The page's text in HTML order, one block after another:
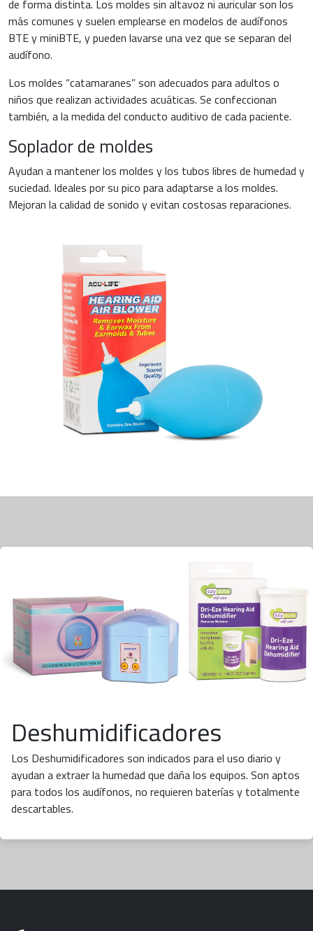
de forma distinta. Los moldes sin altavoz ni auricular son los
más comunes y suelen emplearse en modelos de audífonos
BTE y miniBTE, y pueden lavarse una vez que se separan del
audífono.
Los moldes “catamaranes” son adecuados para adultos o
niños que realizan actividades acuáticas. Se confeccionan
también, a la medida del conducto auditivo de cada paciente.
Soplador de moldes
Ayudan a mantener los moldes y los tubos libres de humedad y
suciedad. Ideales por su pico para adaptarse a los moldes.
Mejoran la calidad de sonido y evitan costosas reparaciones.
Deshumidificadores
Los Deshumidificadores son indicados para el uso diario y
ayudan a extraer la humedad que daña los equipos. Son aptos
para todos los audífonos, no requieren baterías y totalmente
descartables.